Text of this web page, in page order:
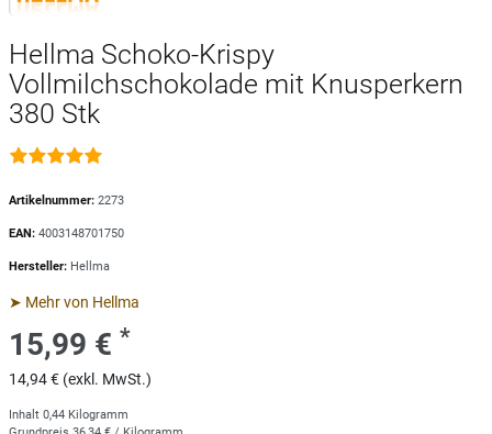
Hellma Schoko-Krispy
Vollmilchschokolade mit Knusperkern
380 Stk
Artikelnummer: 2273
EAN: 4003148701750
Hersteller: Hellma
➤ Mehr von Hellma
15,99 € *
14,94 € (exkl. MwSt.)
Inhalt 0,44 Kilogramm